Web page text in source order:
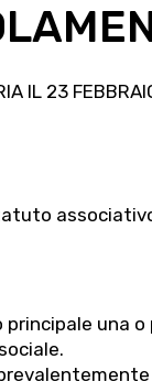
IL 23
principale